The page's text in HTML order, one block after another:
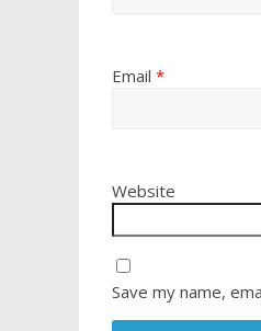
Email *
Website
Save my name,